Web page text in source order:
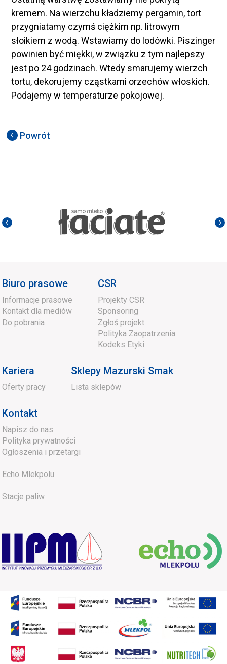
kremem. Na wierzchu kładziemy pergamin, tort
przygniatamy czymś ciężkim np. litrowym
słoikiem z wodą. Wstawiamy do lodówki. Piszinger
powinien być miękki, w związku z tym najlepszy
jest po 24 godzinach. Wtedy smarujemy wierzch
tortu, dekorujemy cząstkami orzechów włoskich.
Podajemy w temperaturze pokojowej.
Powrót
Biuro prasowe
Informacje prasowe
Kontakt dla mediów
Do pobrania
CSR
Projekty CSR
Sponsoring
Zgłoś projekt
Polityka Zaopatrzenia
Kodeks Etyki
Kariera
Oferty pracy
Sklepy Mazurski Smak
Lista sklepów
Kontakt
Napisz do nas
Polityka prywatności
Ogłoszenia i przetargi
Echo Mlekpolu
Stacje paliw